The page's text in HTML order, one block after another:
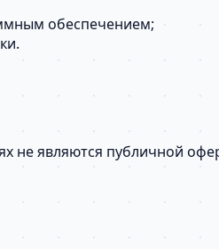
обеспечением;
не являются публичной